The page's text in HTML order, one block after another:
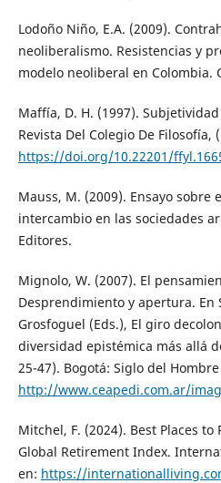
Lodoño Niño, E.A. (2009).
neoliberalismo. Resistencias y
modelo neoliberal en Colombia.
Maffía, D. H. (1997).
Revista Del Colegio De Filosofía,
https://doi.org/10.22201/
Mauss, M. (2009). Ensayo sobre
intercambio en las sociedades
Editores.
Mignolo, W. (2007). El
Desprendimiento y apertura. En
Grosfoguel (Eds.), El giro
diversidad epistémica más allá
25-47). Bogotá: Siglo del
http://www.ceapedi.com.ar/
Mitchel, F. (2024). Best Places
Global Retirement Index.
en: https://